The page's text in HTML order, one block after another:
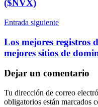
($NVX)
Entrada siguiente
Los mejores registros
mejores sitios de
Dejar un comentario
Tu dirección de correo
obligatorios están marcados